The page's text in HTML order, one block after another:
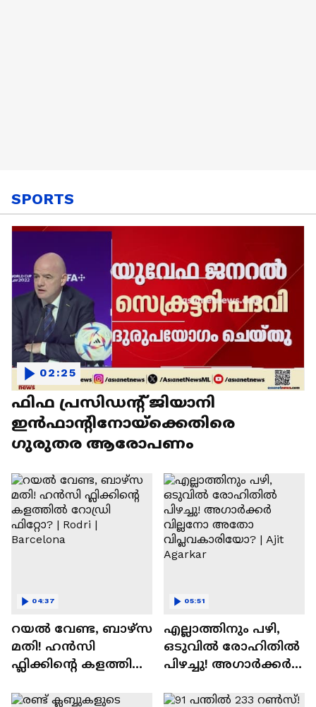
SPORTS
ഫിഫ പ്രസിഡന്റ് ജിയാനി
ഇൻഫാന്റിനോയ്‌ക്കെതിരെ
ഗുരുതര ആരോപണം
02:25
റയല്‍ വേണ്ട, ബാഴ്‌സ
മതി! ഹൻസി
ഫ്ലിക്കിന്റെ കളത്തില്‍
Rodri | Barcelona
04:37
എല്ലാത്തിനും പഴി,
ഒടുവില്‍ രോഹിതില്‍
പിഴച്ചു! അഗാര്‍ക്കർ
വിപ്ലവകാരിയോ? |
05:51